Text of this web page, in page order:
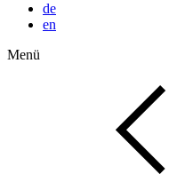
de
en
Menü